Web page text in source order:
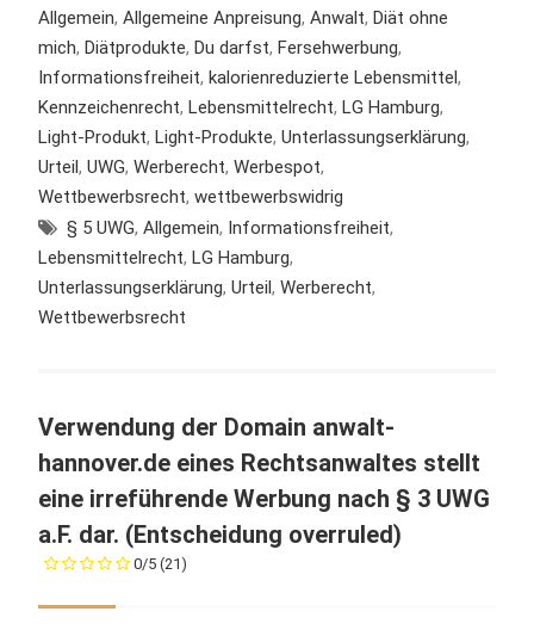
Allgemein, Allgemeine Anpreisung, Anwalt, Diät ohne
mich, Diätprodukte, Du darfst, Fersehwerbung,
Informationsfreiheit, kalorienreduzierte Lebensmittel,
Kennzeichenrecht, Lebensmittelrecht, LG Hamburg,
Light-Produkt, Light-Produkte, Unterlassungserklärung,
Urteil, UWG, Werberecht, Werbespot,
Wettbewerbsrecht, wettbewerbswidrig
§ 5 UWG, Allgemein, Informationsfreiheit,
Lebensmittelrecht, LG Hamburg,
Unterlassungserklärung, Urteil, Werberecht,
Wettbewerbsrecht
Verwendung der Domain anwalt-
hannover.de eines Rechtsanwaltes stellt
eine irreführende Werbung nach § 3 UWG
a.F. dar. (Entscheidung overruled)
0/5 (21)